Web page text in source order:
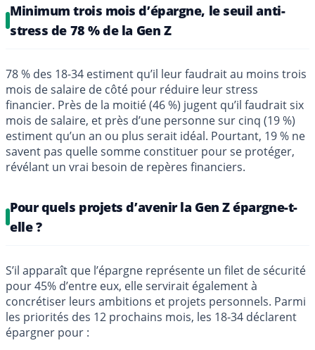
Minimum trois mois d’épargne, le seuil anti-
stress de 78 % de la Gen Z
78 % des 18-34 estiment qu’il leur faudrait au moins trois
mois de salaire de côté pour réduire leur stress
financier. Près de la moitié (46 %) jugent qu’il faudrait six
mois de salaire, et près d’une personne sur cinq (19 %)
estiment qu’un an ou plus serait idéal. Pourtant, 19 % ne
savent pas quelle somme constituer pour se protéger,
révélant un vrai besoin de repères financiers.
Pour quels projets d’avenir la Gen Z épargne-t-
elle ?
S’il apparaît que l’épargne représente un filet de sécurité
pour 45% d’entre eux, elle servirait également à
concrétiser leurs ambitions et projets personnels. Parmi
les priorités des 12 prochains mois, les 18-34 déclarent
épargner pour :